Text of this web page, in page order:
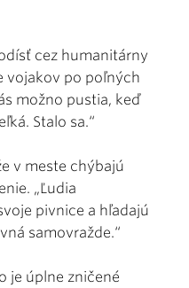
cez humanitárny
vojakov po poľných
možno pustia, keď
Stalo sa.“
v meste chýbajú
„Ľudia
pivnice a hľadajú
samovražde.“
je úplne zničené